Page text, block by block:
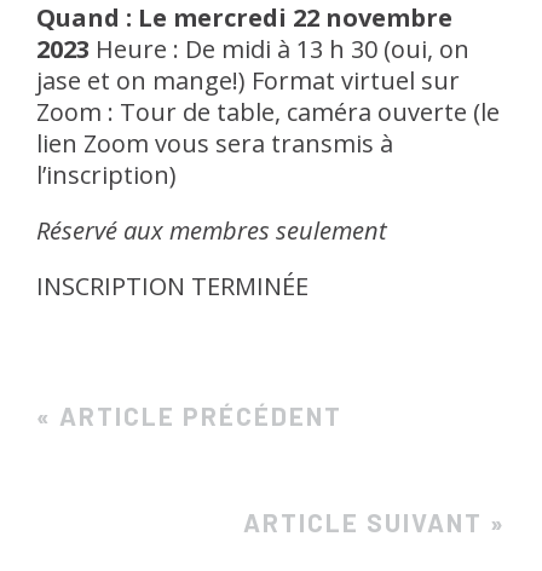
Quand : Le mercredi 22 novembre
2023 Heure : De midi à 13 h 30 (oui, on
jase et on mange!) Format virtuel sur
Zoom : Tour de table, caméra ouverte (le
lien Zoom vous sera transmis à
l’inscription)
Réservé aux membres seulement
INSCRIPTION TERMINÉE
« ARTICLE PRÉCÉDENT
ARTICLE SUIVANT »